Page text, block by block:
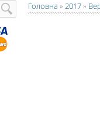
Головна » 2017»